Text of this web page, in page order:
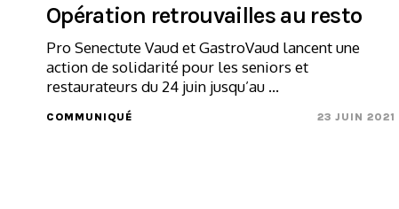
Opération retrouvailles au resto
Pro Senectute Vaud et GastroVaud lancent une
action de solidarité pour les seniors et
restaurateurs du 24 juin jusqu’au ...
COMMUNIQUÉ 23 JUIN 2021